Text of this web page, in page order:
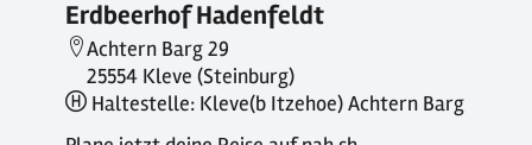
Erdbeerhof Hadenfeldt
Achtern Barg 29
25554 Kleve (Steinburg)
Haltestelle: Kleve(b Itzehoe) Achtern Barg